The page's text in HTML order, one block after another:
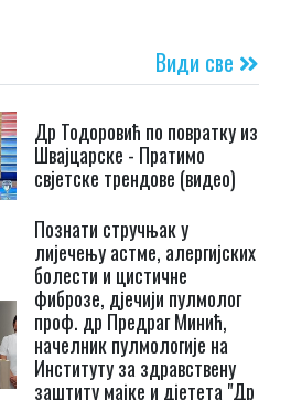
Види све
Др Тодоровић по повратку из
Швајцарске - Пратимо
свјетске трендове (видео)
Познати стручњак у
лијечењу астме, алергијских
болести и цистичне
фиброзе, дјечији пулмолог
проф. др Предраг Минић,
начелник пулмологије на
Институту за здравствену
заштиту мајке и дјетета "Др